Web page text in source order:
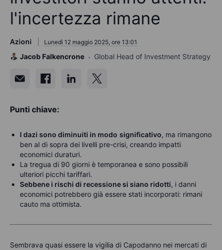
l'incertezza rimane
Azioni Lunedì 12 maggio 2025, ore 13:01
Jacob Falkencrone Global Head of Investment Strategy
Punti chiave:
I dazi sono diminuiti in modo significativo, ma rimangono
ben al di sopra dei livelli pre-crisi, creando impatti
economici duraturi.
La tregua di 90 giorni è temporanea e sono possibili
ulteriori picchi tariffari.
Sebbene i rischi di recessione si siano ridotti, i danni
economici potrebbero già essere stati incorporati: rimani
cauto ma ottimista.
Sembrava quasi essere la vigilia di Capodanno nei mercati di